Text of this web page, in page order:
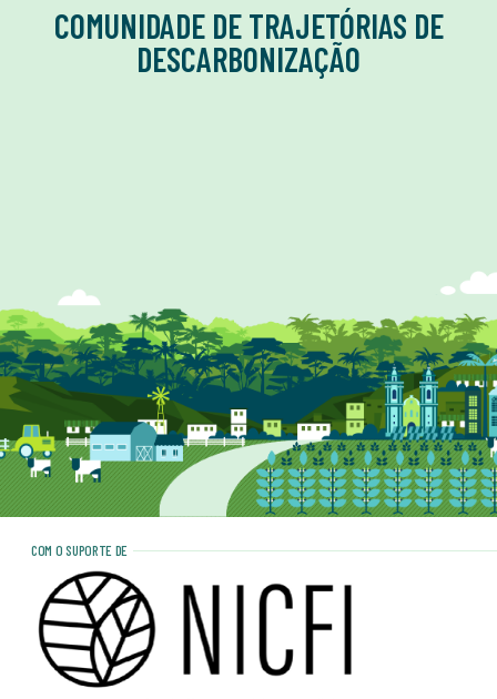
COMUNIDADE DE TRAJETÓRIAS DE
DESCARBONIZAÇÃO
COM O SUPORTE DE